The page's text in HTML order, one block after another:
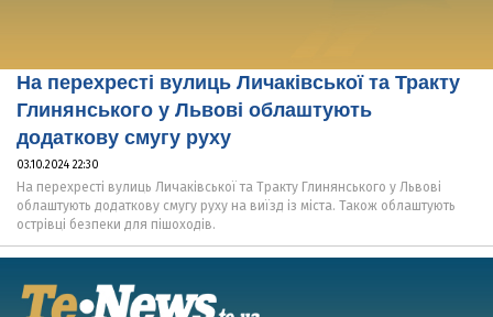
На перехресті вулиць Личаківської та Тракту
Глинянського у Львові облаштують
додаткову смугу руху
03.10.2024 22:30
На перехресті вулиць Личаківської та Тракту Глинянського у Львові
облаштують додаткову смугу руху на виїзд із міста. Також облаштують
острівці безпеки для пішоходів.